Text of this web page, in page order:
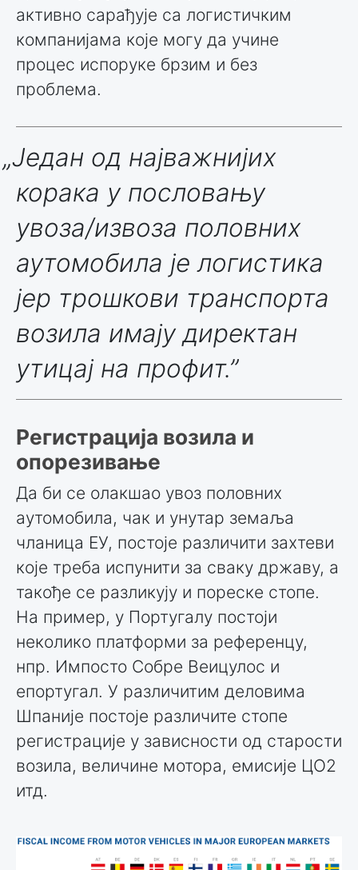
активно сарађује са логистичким
компанијама које могу да учине
процес испоруке брзим и без
проблема.
„Један од најважнијих
корака у пословању
увоза/извоза половних
аутомобила је логистика
јер трошкови транспорта
возила имају директан
утицај на профит.”
Регистрација возила и
опорезивање
Да би се олакшао увоз половних
аутомобила, чак и унутар земаља
чланица ЕУ, постоје различити захтеви
које треба испунити за сваку државу, а
такође се разликују и пореске стопе.
На пример, у Португалу постоји
неколико платформи за референцу,
нпр. Импосто Собре Веицулос и
епортугал. У различитим деловима
Шпаније постоје различите стопе
регистрације у зависности од старости
возила, величине мотора, емисије ЦО2
итд.